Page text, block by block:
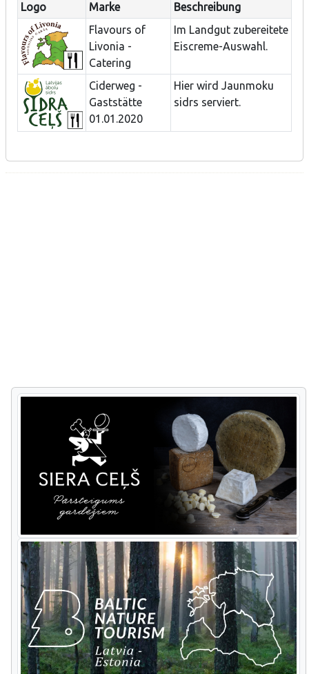
Logo Marke
Beschreibung
Flavours of
Livonia -
Catering
Im Landgut zubereitete
Eiscreme-Auswahl.
Ciderweg -
Gaststätte
01.01.2020
Hier wird Jaunmoku
sidrs serviert.